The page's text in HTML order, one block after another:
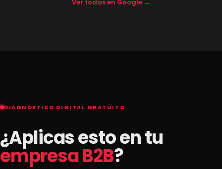
Ver todas en Google →
DIAGNÓSTICO DIGITAL GRATUITO
¿Aplicas esto en tu
empresa B2B?